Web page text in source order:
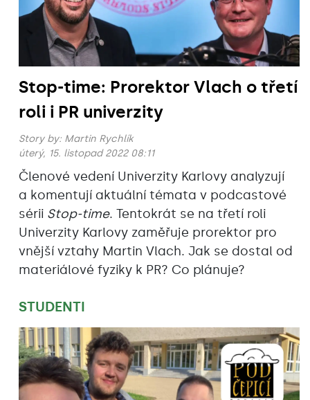
Stop-time: Prorektor Vlach o třetí
roli i PR univerzity
Story by: Martin Rychlík
úterý, 15. listopad 2022 08:11
Členové vedení Univerzity Karlovy analyzují
a komentují aktuální témata v podcastové
sérii Stop-time. Tentokrát se na třetí roli
Univerzity Karlovy zaměřuje prorektor pro
vnější vztahy Martin Vlach. Jak se dostal od
materiálové fyziky k PR? Co plánuje?
STUDENTI